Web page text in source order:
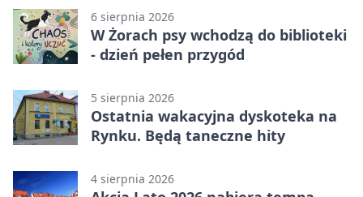
6 sierpnia 2026
W Żorach psy wchodzą do biblioteki
- dzień pełen przygód
5 sierpnia 2026
Ostatnia wakacyjna dyskoteka na
Rynku. Będą taneczne hity
4 sierpnia 2026